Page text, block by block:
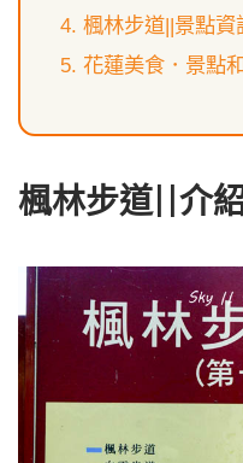
楓林步道||景點資
花蓮美食．景點
楓林步道||介